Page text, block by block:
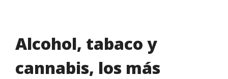
Alcohol, tabaco y
cannabis, los más